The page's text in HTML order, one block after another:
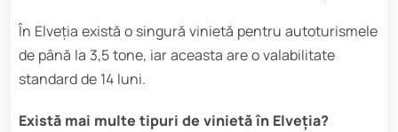
În Elveția există o singură vinietă pentru autoturismele
de până la 3,5 tone, iar aceasta are o valabilitate
standard de 14 luni.
Există mai multe tipuri de vinietă în Elveția?